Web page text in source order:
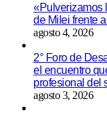
«Pulverizamos
de Milei frente
agosto 4, 2026
2° Foro de
el encuentro
profesional del
agosto 3, 2026